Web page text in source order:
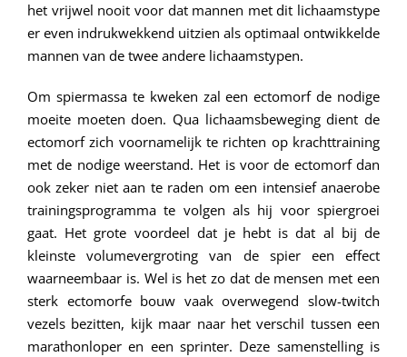
het vrijwel nooit voor dat mannen met dit lichaamstype
er even indrukwekkend uitzien als optimaal ontwikkelde
mannen van de twee andere lichaamstypen.
Om spiermassa te kweken zal een ectomorf de nodige
moeite moeten doen. Qua lichaamsbeweging dient de
ectomorf zich voornamelijk te richten op krachttraining
met de nodige weerstand. Het is voor de ectomorf dan
ook zeker niet aan te raden om een intensief anaerobe
trainingsprogramma te volgen als hij voor spiergroei
gaat. Het grote voordeel dat je hebt is dat al bij de
kleinste volumevergroting van de spier een effect
waarneembaar is. Wel is het zo dat de mensen met een
sterk ectomorfe bouw vaak overwegend slow-twitch
vezels bezitten, kijk maar naar het verschil tussen een
marathonloper en een sprinter. Deze samenstelling is